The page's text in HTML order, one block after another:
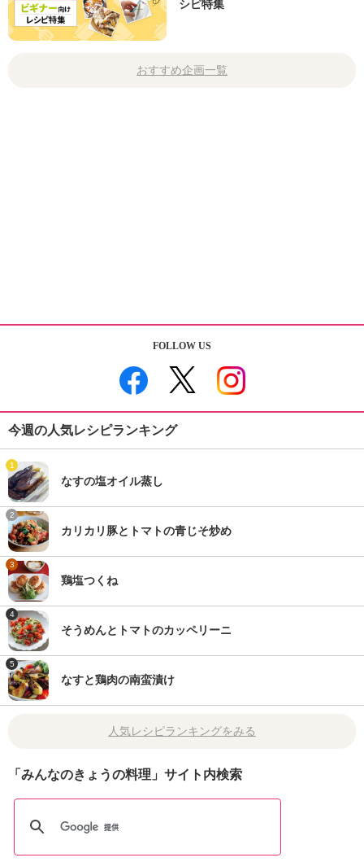
シピ特集
おすすめ企画一覧
FOLLOW US
今週の人気レシピランキング
1
なすの塩オイル蒸し
2
カリカリ豚とトマトの青じそ炒め
3
鶏塩つくね
4
そうめんとトマトのカッペリーニ
5
なすと鶏肉の南蛮漬け
人気レシピランキングをみる
「みんなのきょうの料理」サイト内検索